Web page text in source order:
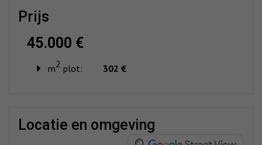
prijs
45.000 €
m2 plot: 302 €
locatie en omgeving